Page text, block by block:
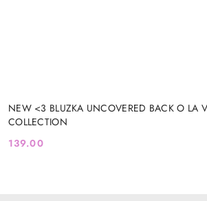
NEW <3 BLUZKA UNCOVERED BACK O LA
COLLECTION
Cena:
139.00